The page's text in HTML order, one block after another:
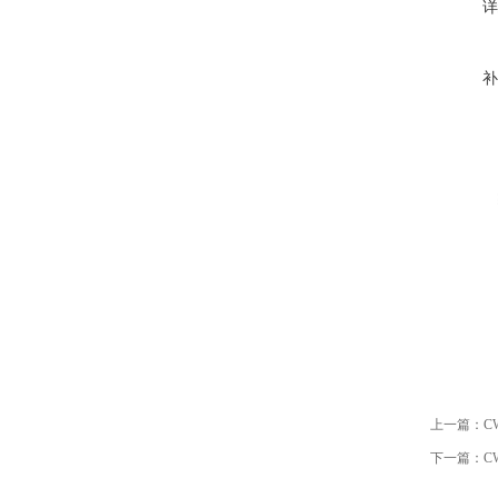
上一篇：
下一篇：